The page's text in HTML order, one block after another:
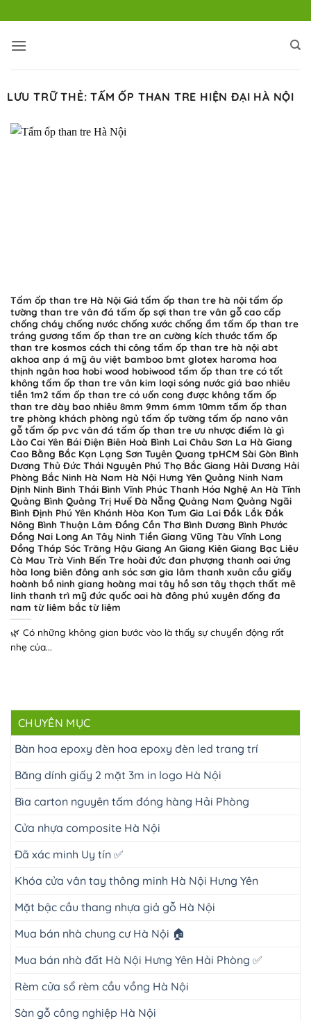
qua
nội
LƯU TRỮ THẺ:TẤM ỐP THAN TRE HIỆN ĐẠI HÀ NỘI
Tấm ốp than tre Hà Nội Giá tấm ốp than tre hà nội tấm ốp
tường than tre vân đá tấm ốp sợi than tre vân gỗ cao cấp
chống cháy chống nước chống xước chống ẩm tấm ốp than tre
tráng gương tấm ốp than tre an cường kích thước tấm ốp
than tre kosmos cách thi công tấm ốp than tre hà nội abt
akhoa anp á mỹ âu việt bamboo bmt glotex haroma hoa
thịnh ngân hoa hobi wood hobiwood tấm ốp than tre có tốt
không tấm ốp than tre vân kim loại sóng nước giá bao nhiêu
tiền 1m2 tấm ốp than tre có uốn cong được không tấm ốp
than tre dày bao nhiêu 8mm 9mm 6mm 10mm tấm ốp than
tre phòng khách phòng ngủ tấm ốp tường tấm ốp nano vân
gỗ tấm ốp pvc vân đá tấm ốp than tre ưu nhược điểm là gì
Lào Cai Yên Bái Điện Biên Hoà Bình Lai Châu Sơn La Hà Giang
Cao Bằng Bắc Kạn Lạng Sơn Tuyên Quang tpHCM Sài Gòn Bình
Dương Thủ Đức Thái Nguyên Phú Thọ Bắc Giang Hải Dương Hải
Phòng Bắc Ninh Hà Nam Hà Nội Hưng Yên Quảng Ninh Nam
Định Ninh Bình Thái Bình Vĩnh Phúc Thanh Hóa Nghệ An Hà Tĩnh
Quảng Bình Quảng Trị Huế Đà Nẵng Quảng Nam Quảng Ngãi
Bình Định Phú Yên Khánh Hòa Kon Tum Gia Lai Đắk Lắk Đắk
Nông Bình Thuận Lâm Đồng Cần Thơ Bình Dương Bình Phước
Đồng Nai Long An Tây Ninh Tiền Giang Vũng Tàu Vĩnh Long
Đồng Tháp Sóc Trăng Hậu Giang An Giang Kiên Giang Bạc Liêu
Cà Mau Trà Vinh Bến Tre hoài đức đan phượng thanh oai ứng
hòa long biên đông anh sóc sơn gia lâm thanh xuân cầu giấy
hoành bồ ninh giang hoàng mai tây hồ sơn tây thạch thất mê
linh thanh trì mỹ đức quốc oai hà đông phú xuyên đống đa
nam từ liêm bắc từ liêm
🌿 Có những không gian bước vào là thấy sự chuyển động rất
nhẹ của...
CHUYÊN MỤC
Bàn hoa epoxy đèn hoa epoxy đèn led trang trí
Băng dính giấy 2 mặt 3m in logo Hà Nội
Bìa carton nguyên tấm đóng hàng Hải Phòng
Cửa nhựa composite Hà Nội
Đã xác minh Uy tín ✅
Khóa cửa vân tay thông minh Hà Nội Hưng Yên
Mặt bậc cầu thang nhựa giả gỗ Hà Nội
Mua bán nhà chung cư Hà Nội 🏠
Mua bán nhà đất Hà Nội Hưng Yên Hải Phòng ✅
Rèm cửa sổ rèm cầu vồng Hà Nội
Sàn gỗ công nghiệp Hà Nội